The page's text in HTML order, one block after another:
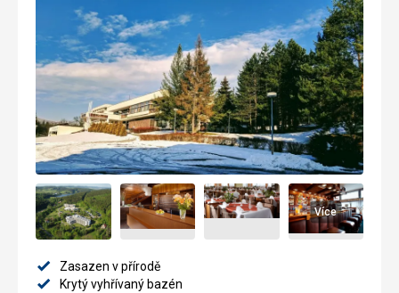
Více
Zasazen v přírodě
Krytý vyhřívaný bazén